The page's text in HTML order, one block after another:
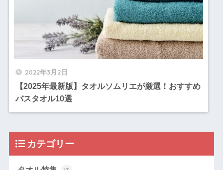
2022年3月2日
【2025年最新版】タオルソムリエが厳選！おすすめ
バスタオル10選
カテゴリー